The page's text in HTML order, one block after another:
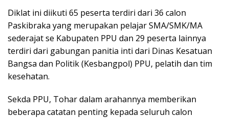
Diklat ini diikuti 65 peserta terdiri dari 36 calon
Paskibraka yang merupakan pelajar SMA/SMK/MA
sederajat se Kabupaten PPU dan 29 peserta lainnya
terdiri dari gabungan panitia inti dari Dinas Kesatuan
Bangsa dan Politik (Kesbangpol) PPU, pelatih dan tim
kesehatan.
Sekda PPU, Tohar dalam arahannya memberikan
beberapa catatan penting kepada seluruh calon